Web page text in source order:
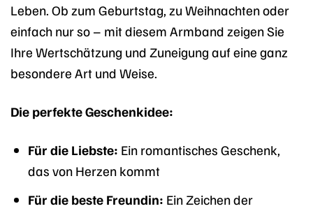
Leben. Ob zum Geburtstag, zu Weihnachten oder
einfach nur so – mit diesem Armband zeigen Sie
Ihre Wertschätzung und Zuneigung auf eine ganz
besondere Art und Weise.
Die perfekte Geschenkidee:
Für die Liebste: Ein romantisches Geschenk,
das von Herzen kommt
Für die beste Freundin: Ein Zeichen der